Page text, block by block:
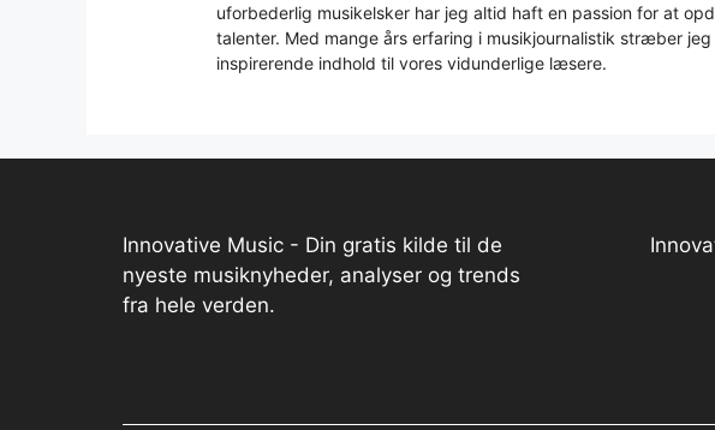
uforbederlig musikelsker har jeg altid haft en passion for at
talenter. Med mange års erfaring i musikjournalistik stræber
inspirerende indhold til vores vidunderlige læsere.
Innovative Music - Din gratis kilde til de
nyeste musiknyheder, analyser og trends
fra hele verden.